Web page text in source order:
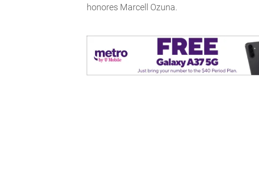
honores Marcell Ozuna.